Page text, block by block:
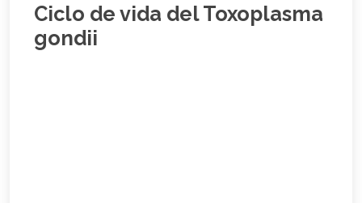
Ciclo de vida del Toxoplasma
gondii